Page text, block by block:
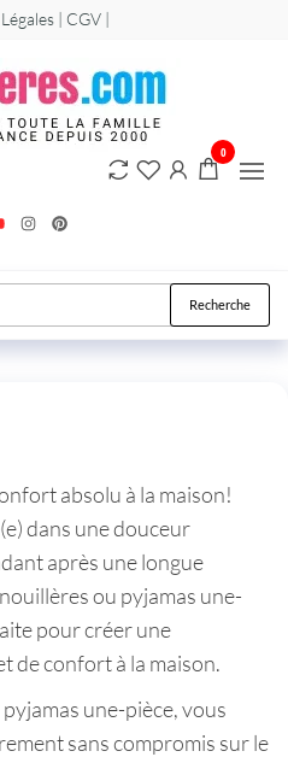
| CGV |
pyjamas
hommes,
femmes et
0
Recherche
absolu à la maison!
dans une douceur
après une longue
ou pyjamas une-
pour créer une
de confort à la maison.
une-pièce, vous
sans compromis sur le